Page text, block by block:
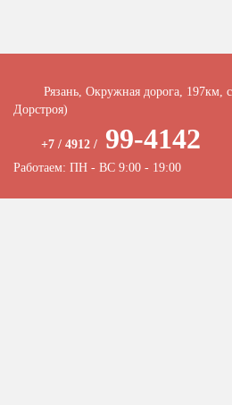
Рязань, Окружная дорога, 197км,
Дорстроя)
+7 / 4912 / 99-4142
Работаем: ПН - ВС 9:00 - 19:00